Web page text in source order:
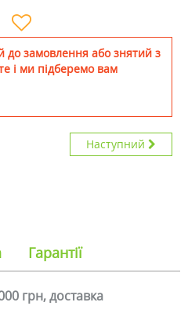
до замовлення або знятий з
і ми підберемо вам
Наступний
Гарантії
грн, доставка